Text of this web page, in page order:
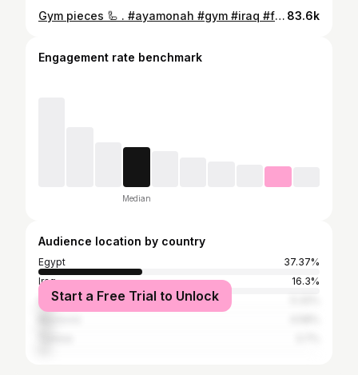
Gym pieces 🦾 . #ayamonah #gym #iraq #fitness #bodybuilding 83.6k
Engagement rate benchmark
Median
Audience location by country
Egypt
37.37%
Iraq
16.3%
Syria
Start a Free Trial to Unlock